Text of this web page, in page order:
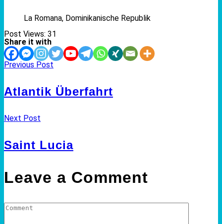
La Romana, Dominikanische Republik
Post Views: 31
Share it with
Previous Post
Atlantik Überfahrt
Next Post
Saint Lucia
Leave a Comment